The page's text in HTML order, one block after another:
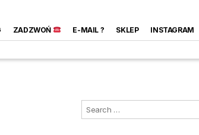
ZADZWOŃ E-MAIL ? SKLEP INSTAGRAM